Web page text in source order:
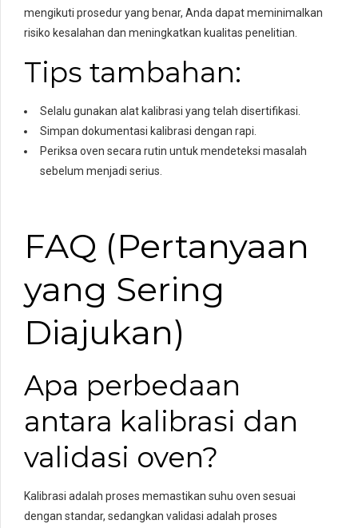
mengikuti prosedur yang benar, Anda dapat meminimalkan
risiko kesalahan dan meningkatkan kualitas penelitian.
Tips tambahan:
Selalu gunakan alat kalibrasi yang telah disertifikasi.
Simpan dokumentasi kalibrasi dengan rapi.
Periksa oven secara rutin untuk mendeteksi masalah
sebelum menjadi serius.
FAQ (Pertanyaan
yang Sering
Diajukan)
Apa perbedaan
antara kalibrasi dan
validasi oven?
Kalibrasi adalah proses memastikan suhu oven sesuai
dengan standar, sedangkan validasi adalah proses